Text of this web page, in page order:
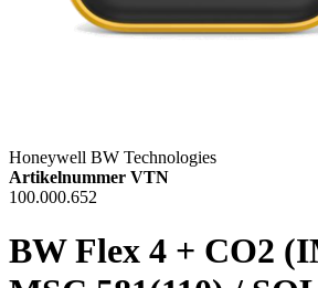
Honeywell BW Technologies
Artikelnummer VTN
100.000.652
BW Flex 4 + CO2